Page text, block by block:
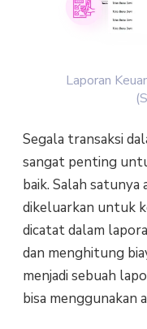
Laporan
Segala transaksi
sangat penting
baik. Salah satunya
dikeluarkan untuk
dicatat dalam
dan menghitung
menjadi sebuah
bisa menggunakan